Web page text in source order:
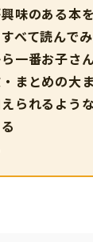
味のある本
べて読んで
一番お子さ
まとめの大
られるよう